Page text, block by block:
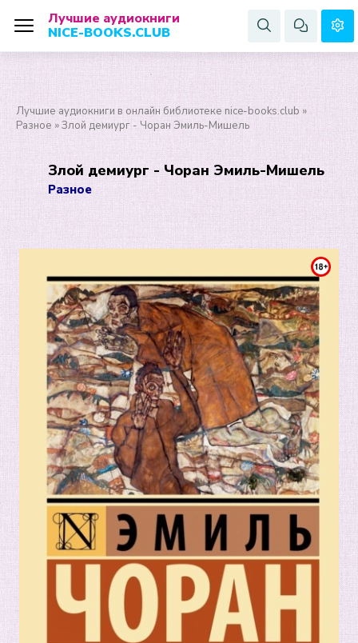
Лучшие аудиокниги
NICE-BOOKS.CLUB
Лучшие аудиокниги в онлайн библиотеке nice-books.club »
Разное » Злой демиург - Чоран Эмиль-Мишель
Злой демиург - Чоран Эмиль-Мишель
Разное